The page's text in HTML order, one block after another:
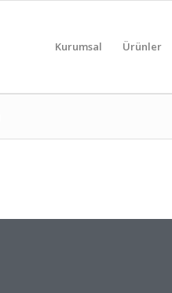
Kurumsal Ürünler